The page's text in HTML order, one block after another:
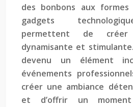
des bonbons aux
gadgets
permettent de créer
dynamisante et
devenu un élément
événements
créer une ambiance
et d’offrir un